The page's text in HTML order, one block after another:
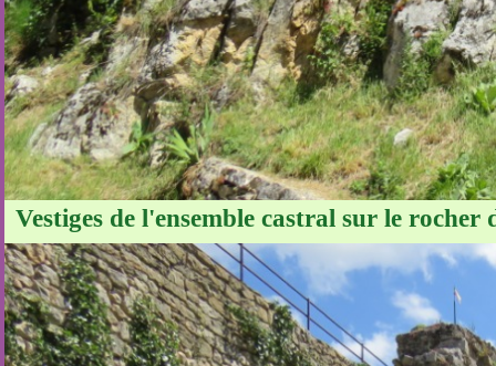
Vestiges de l'ensemble castral sur le rocher